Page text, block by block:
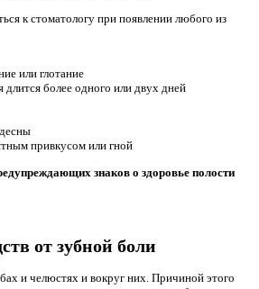
к стоматологу при появлении любого из
или глотание
длится более одного или двух дней
привкусом или гной
знаков о здоровье полости
от зубной боли
и челюстях и вокруг них. Причиной этого